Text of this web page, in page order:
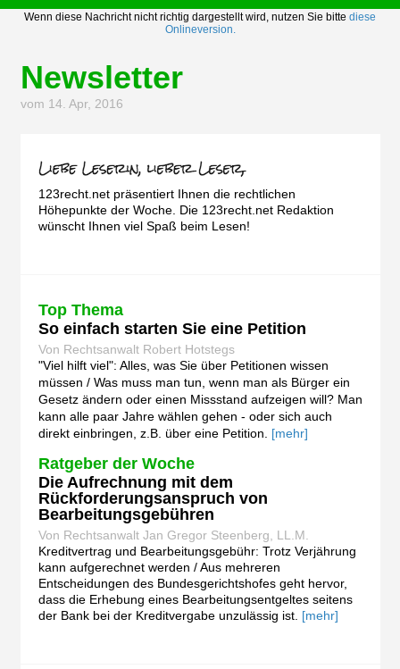
Wenn diese Nachricht nicht richtig dargestellt wird, nutzen Sie bitte diese
Onlineversion.
Newsletter
vom 14. Apr, 2016
123recht.net präsentiert Ihnen die rechtlichen
Höhepunkte der Woche. Die 123recht.net Redaktion
wünscht Ihnen viel Spaß beim Lesen!
Top Thema
So einfach starten Sie eine Petition
Von Rechtsanwalt Robert Hotstegs
"Viel hilft viel": Alles, was Sie über Petitionen wissen
müssen / Was muss man tun, wenn man als Bürger ein
Gesetz ändern oder einen Missstand aufzeigen will? Man
kann alle paar Jahre wählen gehen - oder sich auch
direkt einbringen, z.B. über eine Petition.
[mehr]
Ratgeber der Woche
Die Aufrechnung mit dem
Rückforderungsanspruch von
Bearbeitungsgebühren
Von Rechtsanwalt Jan Gregor Steenberg, LL.M.
Kreditvertrag und Bearbeitungsgebühr: Trotz Verjährung
kann aufgerechnet werden / Aus mehreren
Entscheidungen des Bundesgerichtshofes geht hervor,
dass die Erhebung eines Bearbeitungsentgeltes seitens
der Bank bei der Kreditvergabe unzulässig ist. [mehr]